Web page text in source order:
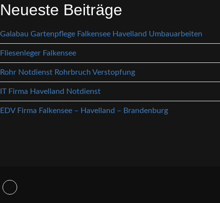
Neueste Beiträge
Galabau Gartenpflege Falkensee Havelland Umbauarbeiten
Fliesenleger Falkensee
Rohr Notdienst Rohrbruch Verstopfung
IT Firma Havelland Notdienst
EDV Firma Falkensee – Havelland – Brandenburg